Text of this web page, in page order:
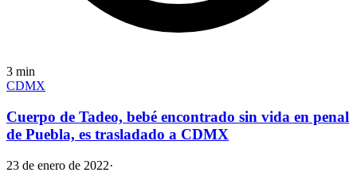
3 min
CDMX
Cuerpo de Tadeo, bebé encontrado sin vida en penal
de Puebla, es trasladado a CDMX
23 de enero de 2022·